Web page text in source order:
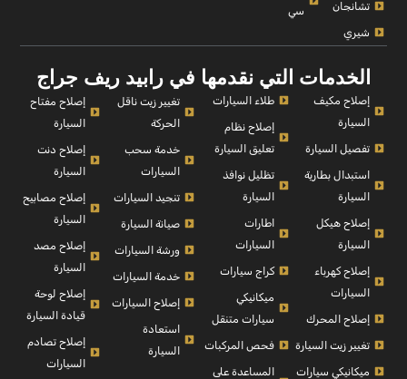
تشانجان
شيري
سي
الخدمات التي نقدمها في رابيد ريف جراج
إصلاح مكيف
السيارة
تفصيل السيارة
استبدال بطارية
السيارة
إصلاح هيكل
السيارة
إصلاح كهرباء
السيارات
إصلاح المحرك
تغيير زيت السيارة
ميكانيكي سيارات
طلاء السيارات
إصلاح نظام
تعليق السيارة
تظليل نوافذ
السيارة
اطارات
السيارات
كراج سيارات
ميكانيكي
سيارات متنقل
فحص المركبات
المساعدة على
تغيير زيت ناقل
الحركة
خدمة سحب
السيارات
تنجيد السيارات
صيانة السيارة
ورشة السيارات
خدمة السيارات
إصلاح السيارات
استعادة
السيارة
إصلاح مفتاح
السيارة
إصلاح دنت
السيارة
إصلاح مصابيح
السيارة
إصلاح مصد
السيارة
إصلاح لوحة
قيادة السيارة
إصلاح تصادم
السيارات